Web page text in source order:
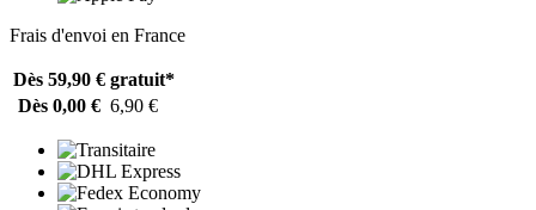
Frais d'envoi en France
Dès 59,90 € gratuit*
Dès 0,00 € 6,90 €